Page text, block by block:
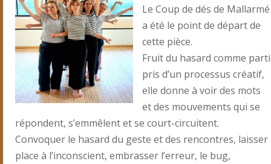
Le Coup de dés de Mallarmé
a été le point de départ de
cette pièce.
Fruit du hasard comme parti
pris d’un processus créatif,
elle donne à voir des mots
et des mouvements qui se
répondent, s’emmêlent et se court-circuitent.
Convoquer le hasard du geste et des rencontres, laisser
place à l’inconscient, embrasser l’erreur, le bug,